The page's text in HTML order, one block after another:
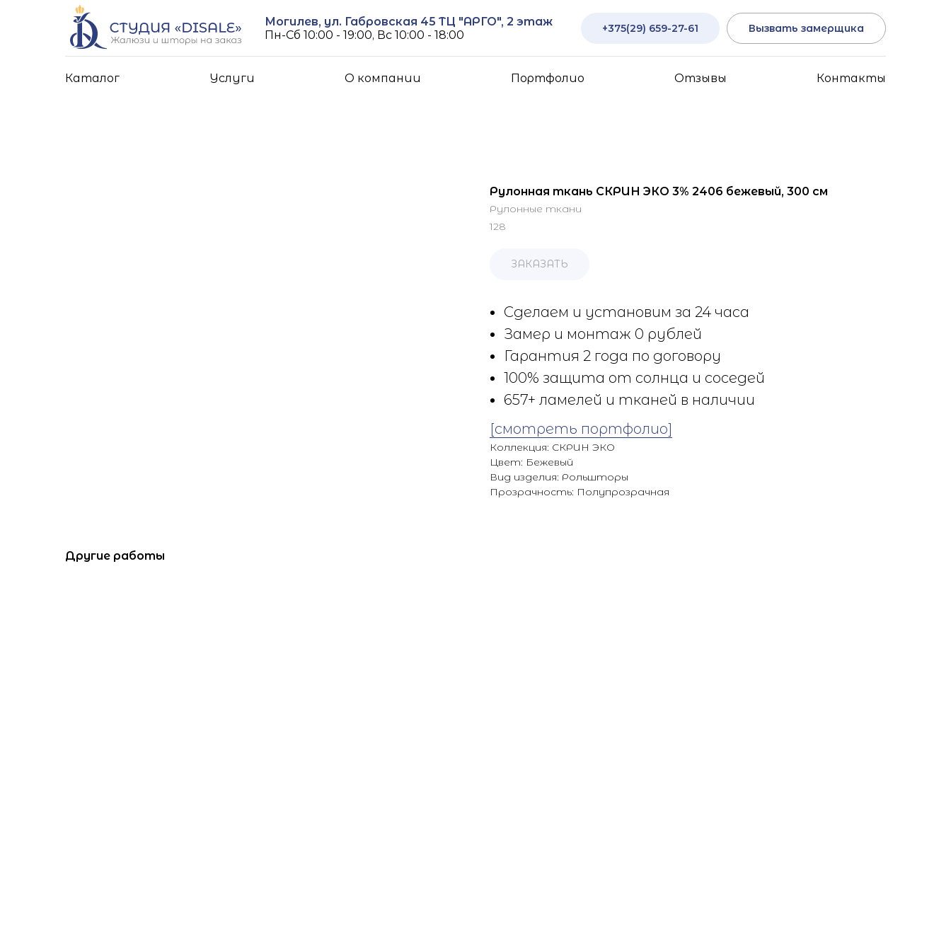
Могилев, ул. Габровская 45 ТЦ "АРГО", 2 этаж
Пн-Cб 10:00 - 19:00, Вс 10:00 - 18:00
+375(29) 659-27-61 Вызвать замерщика
Каталог Услуги О компании Портфолио Отзывы Контакты
Рулонная ткань СКРИН ЭКО 3% 2406 бежевый, 300 см
Рулонные ткани
128
ЗАКАЗАТЬ
Сделаем и установим за 24 часа
Замер и монтаж 0 рублей
Гарантия 2 года по договору
100% защита от солнца и соседей
657+ ламелей и тканей в наличии
[смотреть портфолио]
Коллекция: СКРИН ЭКО
Цвет: Бежевый
Вид изделия: Рольшторы
Прозрачность: Полупрозрачная
Другие работы